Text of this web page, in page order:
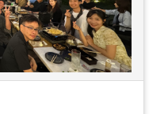
、一所懸命何かをし
カのお池のトンボか